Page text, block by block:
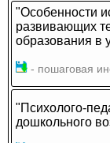
"Особенности
развивающих
образования в
- пошаговая
"Психолого-
дошкольного